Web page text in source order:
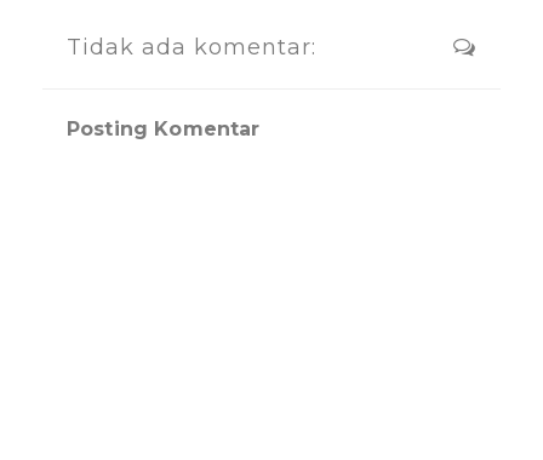
Tidak ada komentar:
Posting Komentar